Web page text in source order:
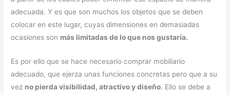
adecuada. Y es que son muchos los objetos que se deben
colocar en este lugar, cuyas dimensiones en demasiadas
ocasiones son más limitadas de lo que nos gustaría.
Es por ello que se hace necesario comprar mobiliario
adecuado, que ejerza unas funciones concretas pero que a su
vez no pierda visibilidad, atractivo y diseño. Ello se debe a